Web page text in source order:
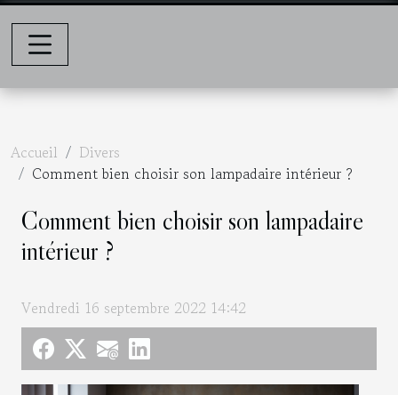
Accueil
Divers
Comment bien choisir son lampadaire intérieur ?
Comment bien choisir son lampadaire
intérieur ?
Vendredi 16 septembre 2022 14:42